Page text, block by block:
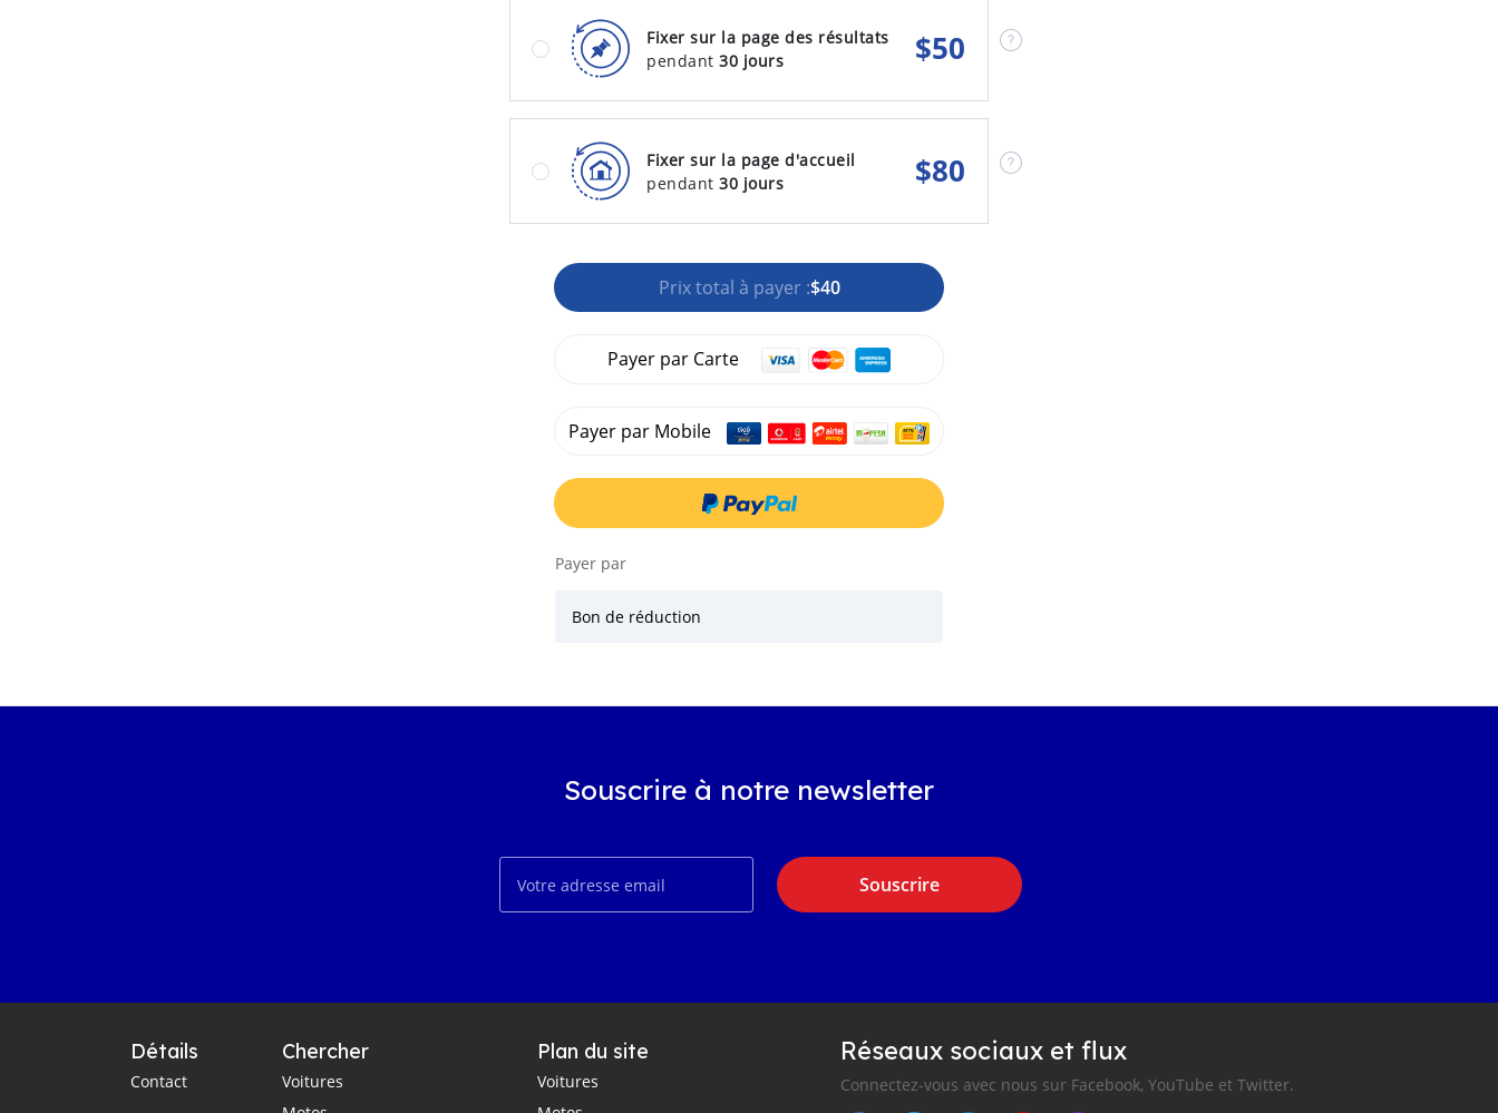
Fixer sur la page des résultats
pendant 30 jours $50
Fixer sur la page d'accueil
pendant 30 jours $80
Prix total à payer :$40
Payer par Carte
Payer par Mobile
Payer par
Bon de réduction
Souscrire à notre newsletter
Souscrire
Détails
Contact
Chercher
Voitures
Plan du site
Voitures
Réseaux sociaux et flux
Connectez-vous avec nous sur Facebook, YouTube et Twitter.